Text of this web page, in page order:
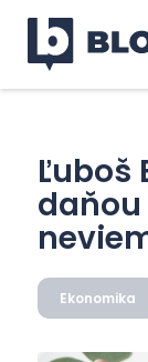
Ľuboš
Ekonomika